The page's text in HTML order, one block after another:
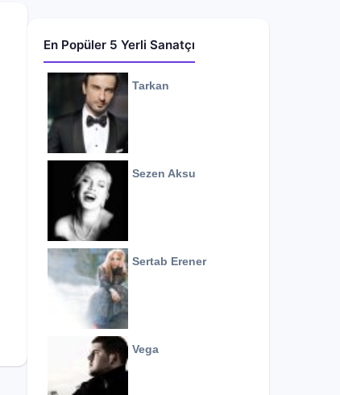
En Popüler 5 Yerli Sanatçı
Tarkan
Sezen Aksu
Sertab Erener
Vega